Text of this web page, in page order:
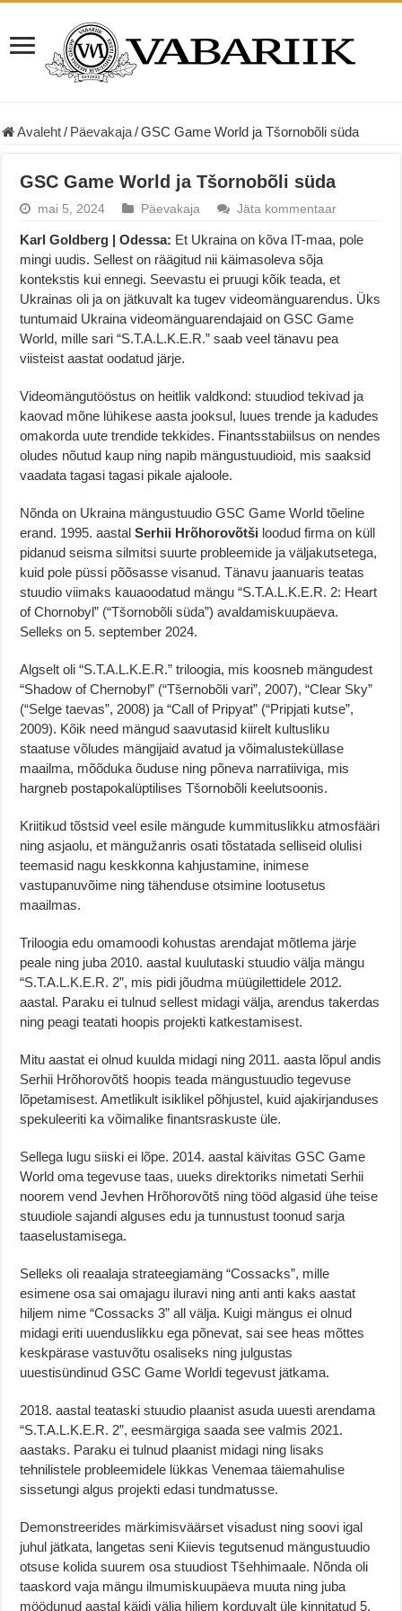
Avaleht/ Päevakaja/GSC Game World ja Tšornobõli süda
GSC Game World ja Tšornobõli süda
mai 5, 2024 Päevakaja Jäta kommentaar
Karl Goldberg | Odessa: Et Ukraina on kõva IT-maa, pole
mingi uudis. Sellest on räägitud nii käimasoleva sõja
kontekstis kui ennegi. Seevastu ei pruugi kõik teada, et
Ukrainas oli ja on jätkuvalt ka tugev videomänguarendus. Üks
tuntumaid Ukraina videomänguarendajaid on GSC Game
World, mille sari “S.T.A.L.K.E.R.” saab veel tänavu pea
viisteist aastat oodatud järje.
Videomängutööstus on heitlik valdkond: stuudiod tekivad ja
kaovad mõne lühikese aasta jooksul, luues trende ja kadudes
omakorda uute trendide tekkides. Finantsstabiilsus on nendes
oludes nõutud kaup ning napib mängustuudioid, mis saaksid
vaadata tagasi tagasi pikale ajaloole.
Nõnda on Ukraina mängustuudio GSC Game World tõeline
erand. 1995. aastalSerhii Hrõhorovõtši loodud firma on küll
pidanud seisma silmitsi suurte probleemide ja väljakutsetega,
kuid pole püssi põõsasse visanud. Tänavu jaanuaris teatas
stuudio viimaks kauaoodatud mängu “S.T.A.L.K.E.R. 2: Heart
of Chornobyl” (“Tšornobõli süda”) avaldamiskuupäeva.
Selleks on 5. september 2024.
Algselt oli “S.T.A.L.K.E.R.” triloogia, mis koosneb mängudest
“Shadow of Chernobyl” (“Tšernobõli vari”, 2007), “Clear Sky”
(“Selge taevas”, 2008) ja “Call of Pripyat” (“Pripjati kutse”,
2009). Kõik need mängud saavutasid kiirelt kultusliku
staatuse võludes mängijaid avatud ja võimalusteküllase
maailma, mõõduka õuduse ning põneva narratiiviga, mis
hargneb postapokalüptilises Tšornobõli keelutsoonis.
Kriitikud tõstsid veel esile mängude kummituslikku atmosfääri
ning asjaolu, et mängužanris osati tõstatada selliseid olulisi
teemasid nagu keskkonna kahjustamine, inimese
vastupanuvõime ning tähenduse otsimine lootusetus
maailmas.
Triloogia edu omamoodi kohustas arendajat mõtlema järje
peale ning juba 2010. aastal kuulutaski stuudio välja mängu
“S.T.A.L.K.E.R. 2”, mis pidi jõudma müügilettidele 2012.
aastal. Paraku ei tulnud sellest midagi välja, arendus takerdas
ning peagi teatati hoopis projekti katkestamisest.
Mitu aastat ei olnud kuulda midagi ning 2011. aasta lõpul andis
Serhii Hrõhorovõtš hoopis teada mängustuudio tegevuse
lõpetamisest. Ametlikult isiklikel põhjustel, kuid ajakirjanduses
spekuleeriti ka võimalike finantsraskuste üle.
Sellega lugu siiski ei lõpe. 2014. aastal käivitas GSC Game
World oma tegevuse taas, uueks direktoriks nimetati Serhii
noorem vend Jevhen Hrõhorovõtš ning tööd algasid ühe teise
stuudiole sajandi alguses edu ja tunnustust toonud sarja
taaselustamisega.
Selleks oli reaalaja strateegiamäng “Cossacks”, mille
esimene osa sai omajagu iluravi ning anti anti kaks aastat
hiljem nime “Cossacks 3” all välja. Kuigi mängus ei olnud
midagi eriti uuenduslikku ega põnevat, sai see heas mõttes
keskpärase vastuvõtu osaliseks ning julgustas
uuestisündinud GSC Game Worldi tegevust jätkama.
2018. aastal teataski stuudio plaanist asuda uuesti arendama
“S.T.A.L.K.E.R. 2”, eesmärgiga saada see valmis 2021.
aastaks. Paraku ei tulnud plaanist midagi ning lisaks
tehnilistele probleemidele lükkas Venemaa täiemahulise
sissetungi algus projekti edasi tundmatusse.
Demonstreerides märkimisväärset visadust ning soovi igal
juhul jätkata, langetas seni Kiievis tegutsenud mängustuudio
otsuse kolida suurem osa stuudiost Tšehhimaale. Nõnda oli
taaskord vaja mängu ilmumiskuupäeva muuta ning juba
möödunud aastal käidi välja hiljem korduvalt üle kinnitatud 5.